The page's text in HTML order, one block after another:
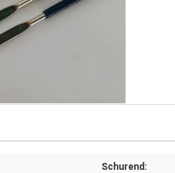
Schurend: